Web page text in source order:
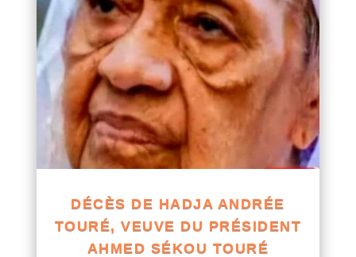
DÉCÈS DE HADJA ANDRÉE
TOURÉ, VEUVE DU PRÉSIDENT
AHMED SÉKOU TOURÉ